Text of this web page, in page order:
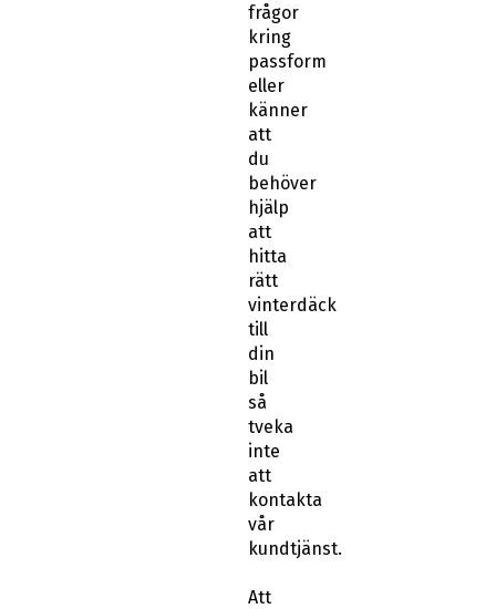
frågor
kring
passform
eller
känner
att
du
behöver
hjälp
att
hitta
rätt
vinterdäck
till
din
bil
så
tveka
inte
att
kontakta
vår
kundtjänst.
Att